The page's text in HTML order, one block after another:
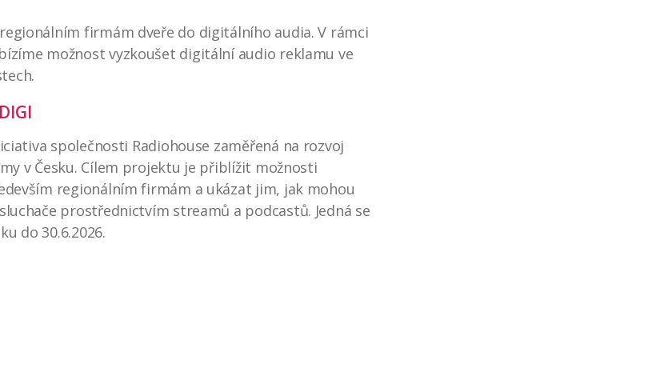
firmám dveře do digitálního audia. V rámci
možnost vyzkoušet digitální audio reklamu ve
společnosti Radiohouse zaměřená na rozvoj
v Česku. Cílem projektu je přiblížit možnosti
regionálním firmám a ukázat jim, jak mohou
prostřednictvím streamů a podcastů. Jedná se
do 30.6.2026.